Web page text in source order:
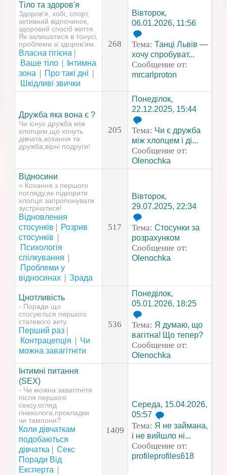
Тіло та здоров'я
Здоров'я, хобі, спорт,
активний відпочинок,
здоровий спосіб життя.
Як залишатися в тонусі,
проблеми зі здоров'ям.
Власна гігієна|
Ваше тіло
Інтимна
зона
Про такі дні
Шкідливі звички
268
Вівторок,
06.01.2026, 11:56
Тема: Танці Львів —
хочу спробуват...
Сообщение от:
mrcarlproton
Дружба яка вона є ?
Чи існує дружба між
хлопцем,що хочуть
дівчата,кохання та
дружба,вірні подруги!
205
Понеділок,
22.12.2025, 15:44
Тема: Чи є дружба
між хлопцем і ді...
Сообщение от:
Olenochka
Відносини
= Кохання з першого
погляду,як підкорити
хлопця запропонувати
зустрічатися!
Відновлення
стосунків
Розрив
стосунків
Психологія
спілкування
Проблеми у
відносинах
Зрада
517
Вівторок,
29.07.2025, 22:34
Тема: Стосунки за
розрахунком
Сообщение от:
Olenochka
Цнотливість
- Поради що
стосуються першого
статевого акту.
Перший раз|
Контрацепція
Чи
можна завагітніти
536
Понеділок,
05.01.2026, 18:25
Тема: Я думаю, що
вагітна! Що тепер?
Сообщение от:
Olenochka
Інтимні питання
(SEX)
- Чи можна завагітніти
після першого
сексу,огляд
гінеколога,прокладки
чи тампони?
Коли дівчаткам
подобаються
дівчатка|
Секс
Поради Від
Експерта
1409
Середа, 15.04.2026,
05:57
Тема: Я не займана,
і не вийшло ні...
Сообщение от:
profileprofiles618